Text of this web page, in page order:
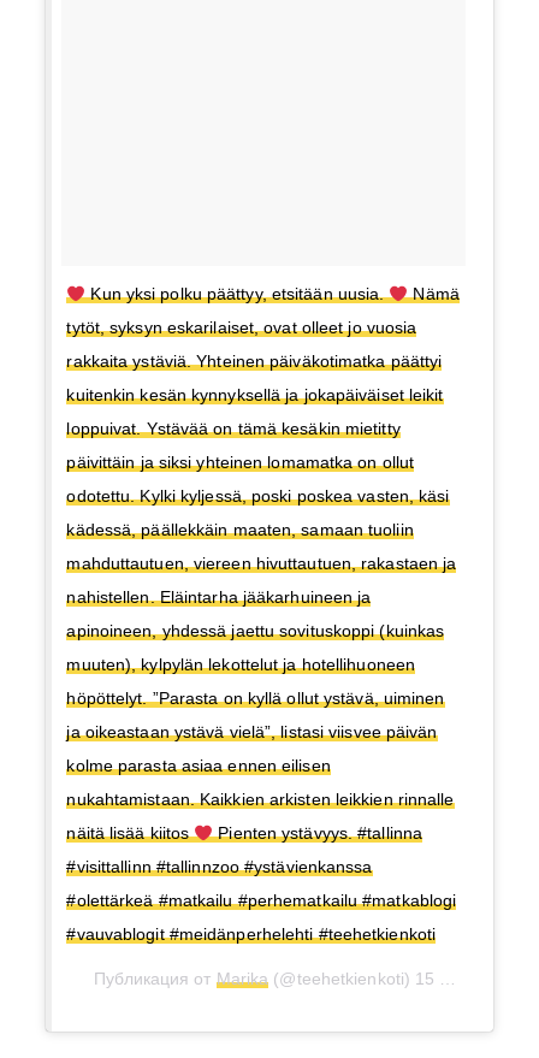
Kun yksi polku päättyy, etsitään uusia.
Nämä
tytöt, syksyn eskarilaiset, ovat olleet jo vuosia
rakkaita ystäviä. Yhteinen päiväkotimatka päättyi
kuitenkin kesän kynnyksellä ja jokapäiväiset leikit
loppuivat. Ystävää on tämä kesäkin mietitty
päivittäin ja siksi yhteinen lomamatka on ollut
odotettu. Kylki kyljessä, poski poskea vasten, käsi
kädessä, päällekkäin maaten, samaan tuoliin
mahduttautuen, viereen hivuttautuen, rakastaen ja
nahistellen. Eläintarha jääkarhuineen ja
apinoineen, yhdessä jaettu sovituskoppi (kuinkas
muuten), kylpylän lekottelut ja hotellihuoneen
höpöttelyt. ”Parasta on kyllä ollut ystävä, uiminen
ja oikeastaan ystävä vielä”, listasi viisvee päivän
kolme parasta asiaa ennen eilisen
nukahtamistaan. Kaikkien arkisten leikkien rinnalle
näitä lisää kiitos
Pienten ystävyys. #tallinna
#visittallinn #tallinnzoo #ystävienkanssa
#olettärkeä #matkailu #perhematkailu #matkablogi
#vauvablogit #meidänperhelehti #teehetkienkoti
Публикация от Marika (@teehetkienkoti) 15 Июл 2018 в 10:03 PDT